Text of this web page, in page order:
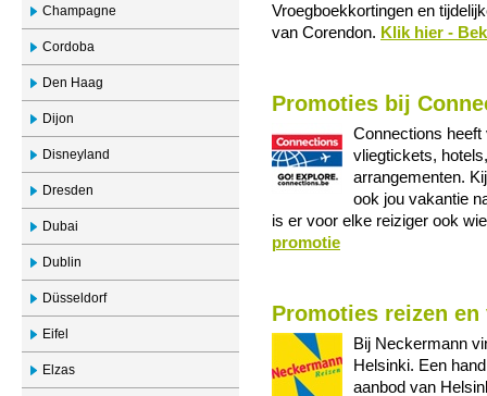
Champagne
Cordoba
Den Haag
Dijon
Disneyland
Dresden
Dubai
Dublin
Düsseldorf
Eifel
Elzas
Vroegboekkortingen en
van Corendon. Klik hier -
Promoties bij
Connections
vliegtickets,
arrangementen.
ook jou vakantie
is er voor elke reiziger ook
promotie
Promoties reizen
Bij Neckermann
Helsinki. Een
aanbod van